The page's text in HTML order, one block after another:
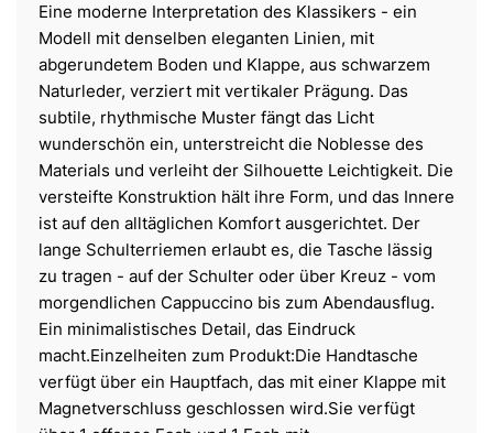
Eine moderne Interpretation des Klassikers - ein
Modell mit denselben eleganten Linien, mit
abgerundetem Boden und Klappe, aus schwarzem
Naturleder, verziert mit vertikaler Prägung. Das
subtile, rhythmische Muster fängt das Licht
wunderschön ein, unterstreicht die Noblesse des
Materials und verleiht der Silhouette Leichtigkeit. Die
versteifte Konstruktion hält ihre Form, und das Innere
ist auf den alltäglichen Komfort ausgerichtet. Der
lange Schulterriemen erlaubt es, die Tasche lässig
zu tragen - auf der Schulter oder über Kreuz - vom
morgendlichen Cappuccino bis zum Abendausflug.
Ein minimalistisches Detail, das Eindruck
macht.Einzelheiten zum Produkt:Die Handtasche
verfügt über ein Hauptfach, das mit einer Klappe mit
Magnetverschluss geschlossen wird.Sie verfügt